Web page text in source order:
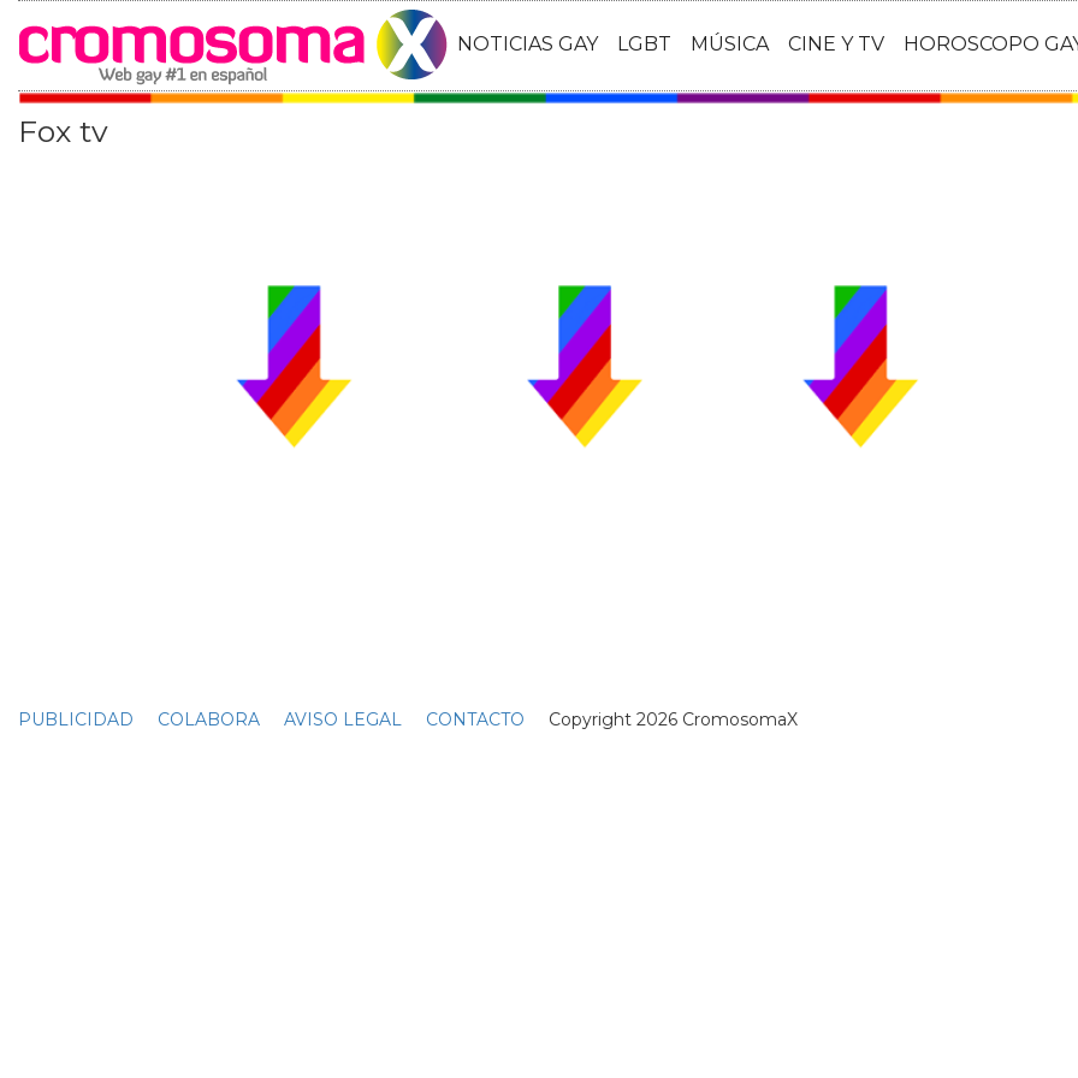
NOTICIAS GAY LGBT MÚSICA CINE Y TV HOROSCOPO
Fox tv
PUBLICIDAD COLABORA AVISO LEGAL CONTACTO Copyright 2026 CromosomaX